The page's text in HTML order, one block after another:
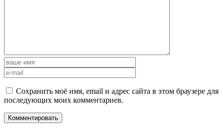
Сохранить моё имя, email и адрес сайта в этом браузере для
последующих моих комментариев.